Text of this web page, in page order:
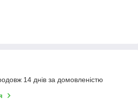
14 днів за домовленістю